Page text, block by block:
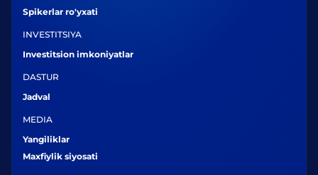
Spikerlar ro'yxati
INVESTITSIYA
Investitsion imkoniyatlar
DASTUR
Jadval
MEDIA
Yangiliklar
Maxfiylik siyosati